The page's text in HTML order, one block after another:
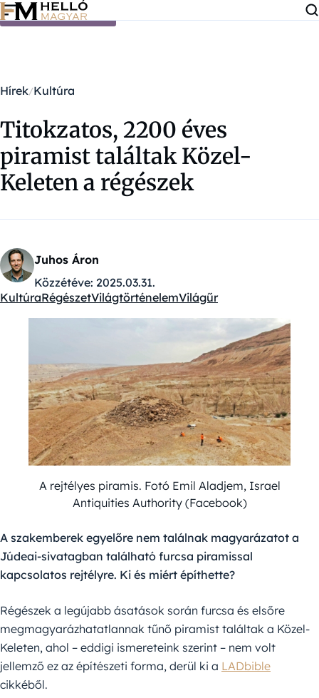
Ugrás a tartalomra
Hírek Kultúra
Titokzatos, 2200 éves
piramist találtak Közel-
Keleten a régészek
Juhos Áron
Közzétéve: 2025.03.31.
Kategóriák:
KultúraRégészetVilágtörténelemVilágűr
A rejtélyes piramis. Fotó Emil Aladjem, Israel
Antiquities Authority (Facebook)
A szakemberek egyelőre nem találnak magyarázatot a
Júdeai-sivatagban található furcsa piramissal
kapcsolatos rejtélyre. Ki és miért építhette?
Régészek a legújabb ásatások során furcsa és elsőre
megmagyarázhatatlannak tűnő piramist találtak a Közel-
Keleten, ahol – eddigi ismereteink szerint – nem volt
jellemző ez az építészeti forma, derül ki a LADbible
cikkéből.